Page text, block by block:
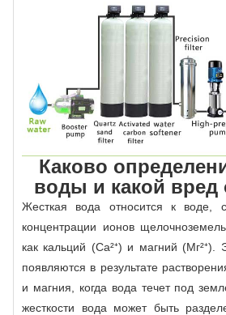
Каково
воды и какой вред
Жесткая вода относится к воде,
концентрации ионов
как кальций (Ca²⁺) и магний
появляются в результате
и магния, когда вода течет под
жесткости вода может быть